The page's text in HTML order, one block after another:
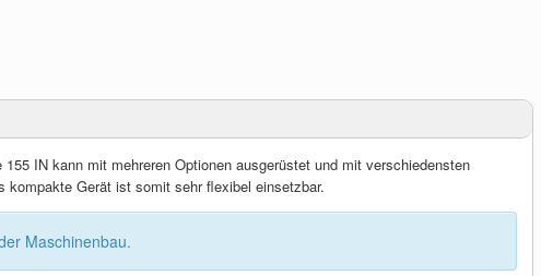
IN kann mit mehreren Optionen ausgerüstet und mit verschiedensten
kompakte Gerät ist somit sehr flexibel einsetzbar.
Maschinenbau.